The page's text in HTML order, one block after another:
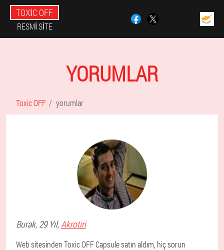
TOXIC OFF
RESMI SITE
YORUMLAR
Toxic OFF yorumlar
Burak, 29 Yıl,Akrotiri
Web sitesinden Toxic OFF Capsule satın aldım, hiç sorun